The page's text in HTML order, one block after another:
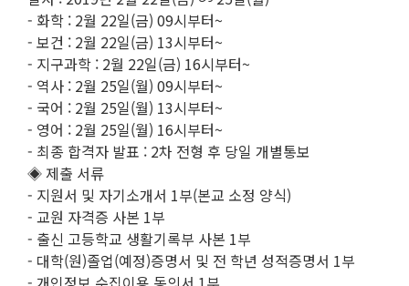
- 화학 : 2월 22일(금) 09시부터~
- 보건 : 2월 22일(금) 13시부터~
- 지구과학 : 2월 22일(금) 16시부터~
- 역사 : 2월 25일(월) 09시부터~
- 국어 : 2월 25일(월) 13시부터~
- 영어 : 2월 25일(월) 16시부터~
- 최종 합격자 발표 : 2차 전형 후 당일 개별통보
◈ 제출 서류
- 지원서 및 자기소개서 1부(본교 소정 양식)
- 교원 자격증 사본 1부
- 출신 고등학교 생활기록부 사본 1부
- 대학(원)졸업(예정)증명서 및 전 학년 성적증명서 1부